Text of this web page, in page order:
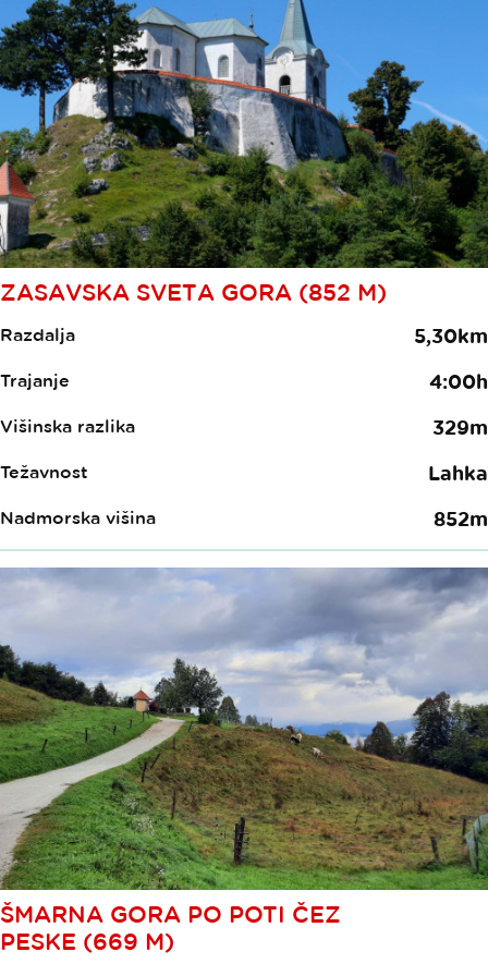
ZASAVSKA SVETA GORA (852 M)
Razdalja 5,30km
Trajanje 4:00h
Višinska razlika 329m
Težavnost Lahka
Nadmorska višina 852m
ŠMARNA GORA PO POTI ČEZ
PESKE (669 M)